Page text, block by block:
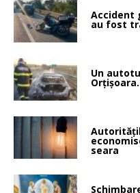
Accident
au fost
Un
seara